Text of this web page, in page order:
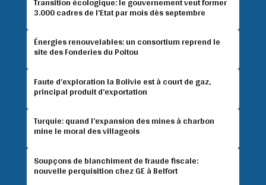
3.000 cadres de l’Etat par mois dès septembre
Énergies renouvelables: un consortium reprend le
site des Fonderies du Poitou
Faute d’exploration la Bolivie est à court de gaz,
principal produit d’exportation
Turquie: quand l’expansion des mines à charbon
mine le moral des villageois
Soupçons de blanchiment de fraude fiscale:
nouvelle perquisition chez GE à Belfort